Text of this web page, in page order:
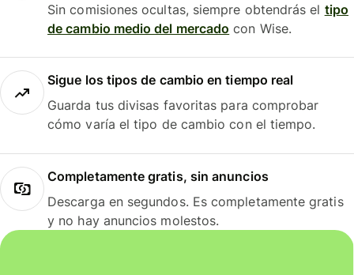
Sin comisiones ocultas, siempre obtendrás el tipo
de cambio medio del mercado con Wise.
Sigue los tipos de cambio en tiempo real
Guarda tus divisas favoritas para comprobar
cómo varía el tipo de cambio con el tiempo.
Completamente gratis, sin anuncios
Descarga en segundos. Es completamente gratis
y no hay anuncios molestos.